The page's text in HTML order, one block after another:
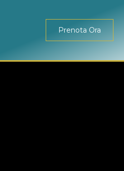
Prenota Ora